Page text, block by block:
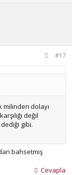
#17
milinden dolayı
değil
gibi.
bahsetmiş
Cevapla